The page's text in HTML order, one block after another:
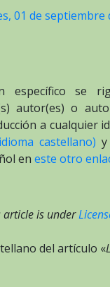
01 de septiembre
específico se
autor(es) o
a cualquier
castellano)
en este otro
article is under
del artículo «